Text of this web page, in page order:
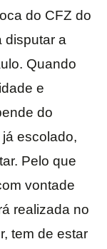
do CFZ do
disputar a
Quando
e
do
escolado,
Pelo que
vontade
realizada no
tem de estar